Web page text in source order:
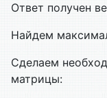
Ответ получен
Найдем
Сделаем
матрицы: